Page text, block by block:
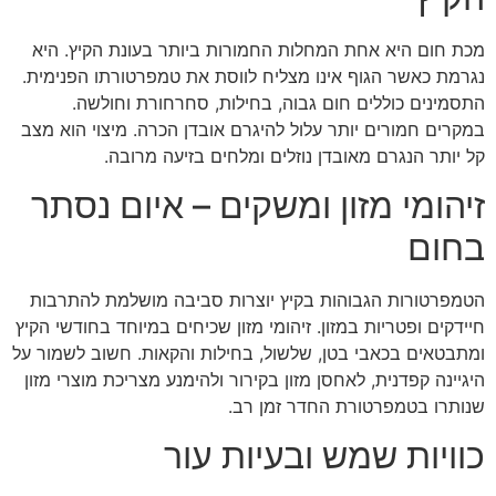
מכת חום היא אחת המחלות החמורות ביותר בעונת הקיץ. היא
נגרמת כאשר הגוף אינו מצליח לווסת את טמפרטורתו הפנימית.
התסמינים כוללים חום גבוה, בחילות, סחרחורת וחולשה.
במקרים חמורים יותר עלול להיגרם אובדן הכרה. מיצוי הוא מצב
קל יותר הנגרם מאובדן נוזלים ומלחים בזיעה מרובה.
זיהומי מזון ומשקים – איום נסתר
בחום
הטמפרטורות הגבוהות בקיץ יוצרות סביבה מושלמת להתרבות
חיידקים ופטריות במזון. זיהומי מזון שכיחים במיוחד בחודשי הקיץ
ומתבטאים בכאבי בטן, שלשול, בחילות והקאות. חשוב לשמור על
היגיינה קפדנית, לאחסן מזון בקירור ולהימנע מצריכת מוצרי מזון
שנותרו בטמפרטורת החדר זמן רב.
כוויות שמש ובעיות עור